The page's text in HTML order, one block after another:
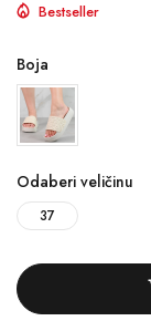
Bestseller
Boja
Odaberi veličinu
37